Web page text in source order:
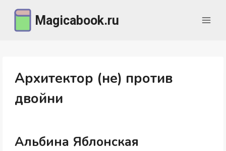
содержимому
Magicabook.ru
Архитектор (не) против
двойни
Альбина Яблонская